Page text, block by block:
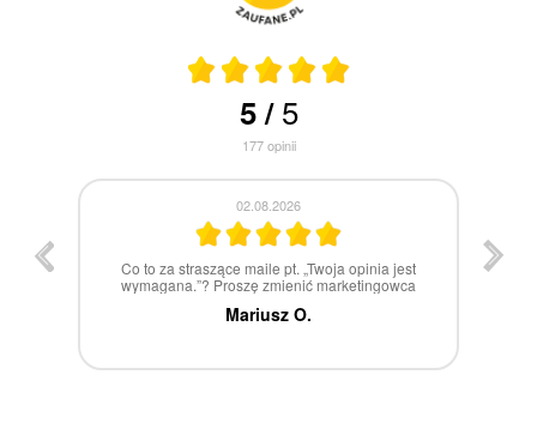
5/5
177opinii
30.07.2026
W 100% polecam
Marcin Z.